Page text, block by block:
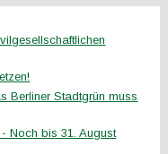
Berliner Stadtgrün muss
Noch bis 31. August